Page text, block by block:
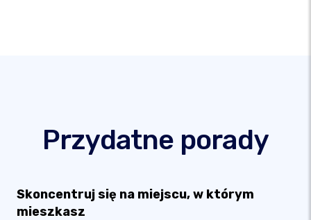
Przydatne porady
Skoncentruj się na miejscu, w którym
mieszkasz